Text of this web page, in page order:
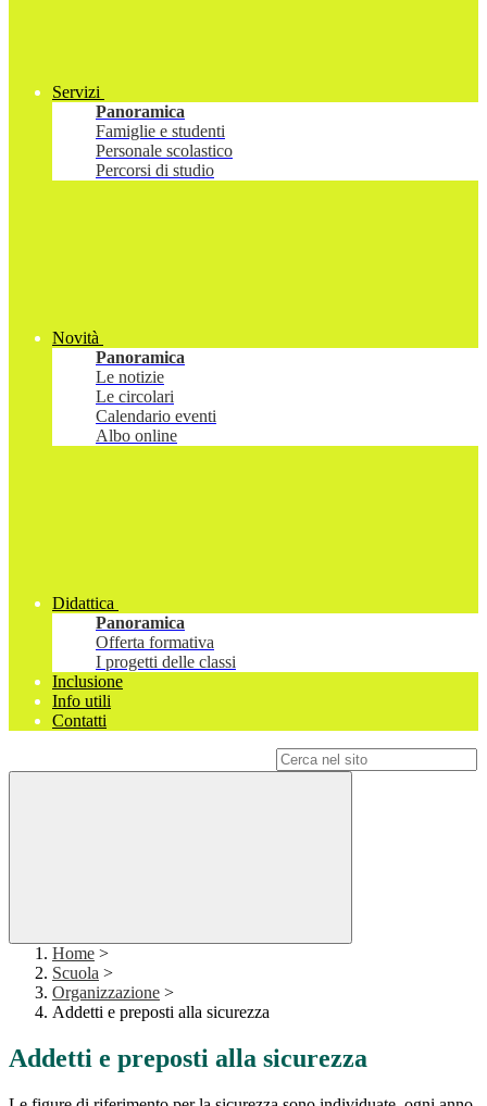
Servizi
Panoramica
Famiglie e studenti
Personale scolastico
Percorsi di studio
Novità
Panoramica
Le notizie
Le circolari
Calendario eventi
Albo online
Didattica
Panoramica
Offerta formativa
I progetti delle classi
Inclusione
Info utili
Contatti
Home >
Scuola >
Organizzazione >
Addetti e preposti alla sicurezza
Addetti e preposti alla sicurezza